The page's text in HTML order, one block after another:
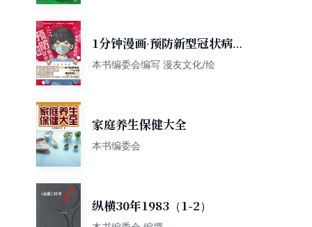
1分钟漫画·预防新型冠状病
毒：有趣有用的健康科普知识
本书编委会编写 漫友文化/绘
家庭养生保健大全
本书编委会
纵横30年1983（1-2）